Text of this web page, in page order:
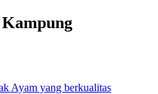
Ayam yang berkualitas